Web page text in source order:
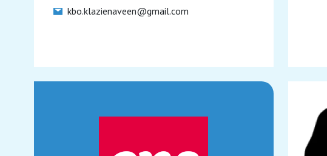
kbo.klazienaveen@gmail.com